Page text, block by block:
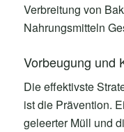
Verbreitung von
Nahrungsmitteln
Vorbeugung und
Die effektivste
ist die Prävention.
geleerter Müll und